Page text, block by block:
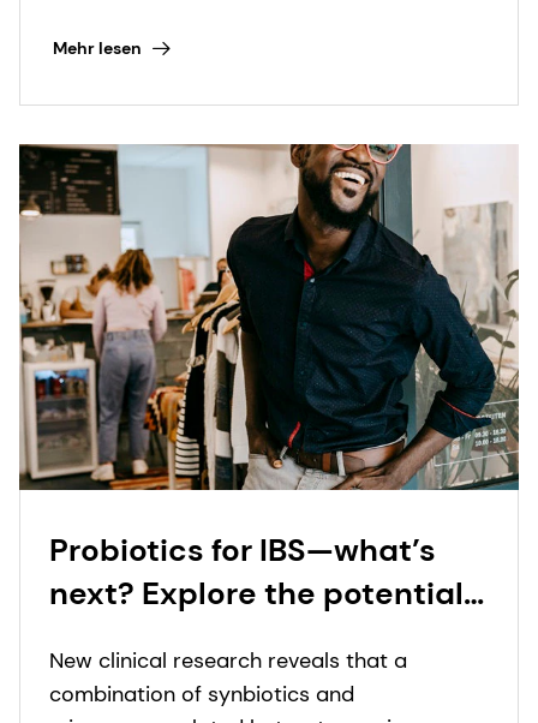
deficiencies.
Mehr lesen
Probiotics for IBS—what’s
next? Explore the potential
microencapsulated
New clinical research reveals that a
combination of synbiotics and